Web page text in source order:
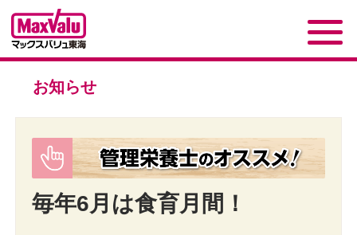
お知らせ
毎年6月は食育月間！